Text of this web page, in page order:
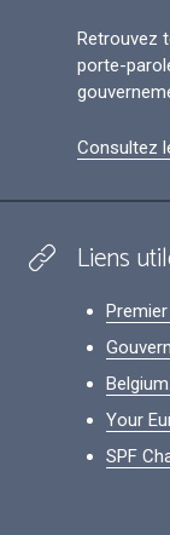
Retrouvez
porte-
Consultez
Liens
Your
SPF